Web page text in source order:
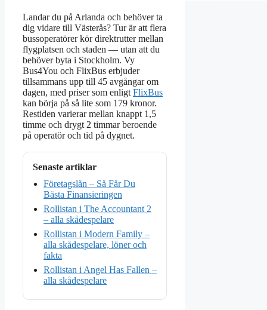
Landar du på Arlanda och behöver ta
dig vidare till Västerås? Tur är att flera
bussoperatörer kör direktrutter mellan
flygplatsen och staden — utan att du
behöver byta i Stockholm. Vy
Bus4You och FlixBus erbjuder
tillsammans upp till 45 avgångar om
dagen, med priser som enligt FlixBus
kan börja på så lite som 179 kronor.
Restiden varierar mellan knappt 1,5
timme och drygt 2 timmar beroende
på operatör och tid på dygnet.
Senaste artiklar
Företagslån – Så Får Du
Bästa Finansieringen
Rollistan i The Accountant 2
– alla skådespelare
Rollistan i Modern Family –
alla skådespelare, löner och
fakta
Rollistan i Angel Has Fallen –
alla skådespelare